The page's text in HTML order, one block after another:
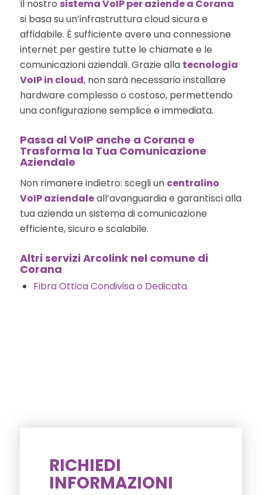
Il nostro sistema VoIP per aziende a Corana
si basa su un’infrastruttura cloud sicura e
affidabile. È sufficiente avere una connessione
internet per gestire tutte le chiamate e le
comunicazioni aziendali. Grazie alla tecnologia
VoIP in cloud, non sarà necessario installare
hardware complesso o costoso, permettendo
una configurazione semplice e immediata.
Passa al VoIP anche a Corana e
Trasforma la Tua Comunicazione
Aziendale
Non rimanere indietro: scegli un centralino
VoIP aziendaleall’avanguardia e garantisci alla
tua azienda un sistema di comunicazione
efficiente, sicuro e scalabile.
Altri servizi Arcolink nel comune di
Corana
Fibra Ottica Condivisa o Dedicata
RICHIEDI
INFORMAZIONI